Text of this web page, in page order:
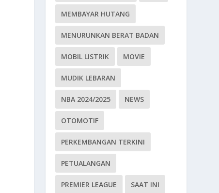
MEMBAYAR HUTANG
MENURUNKAN BERAT BADAN
MOBIL LISTRIK MOVIE
MUDIK LEBARAN
NBA 2024/2025 NEWS
OTOMOTIF
PERKEMBANGAN TERKINI
PETUALANGAN
PREMIER LEAGUE SAAT INI